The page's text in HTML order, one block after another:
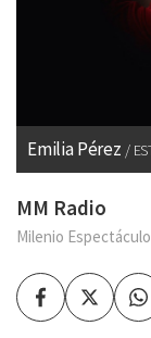
Emilia Pérez
MM Radio
Milenio
FacebookTwitter